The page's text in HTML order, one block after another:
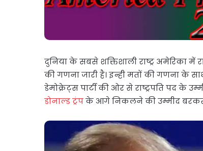
दुनिया के सबसे शक्तिशाली राष्ट्र अमेरिका में
की गणना जारी है। इन्ही मतों की गणना के
डेमोक्रेट्स पार्टी की ओर से राष्ट्रपति पद के
डोनाल्ड ट्रंपके आगे निकलने की उम्मीद